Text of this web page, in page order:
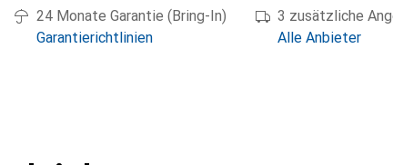
24 Monate Garantie (Bring-In)
Garantierichtlinien
3 zusätzliche
Alle Anbieter